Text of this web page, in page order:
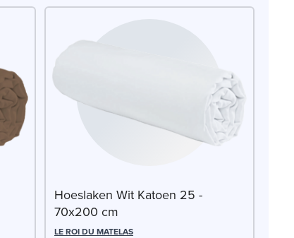
Hoeslaken Wit Katoen 25 -
70x200 cm
LE ROI DU MATELAS